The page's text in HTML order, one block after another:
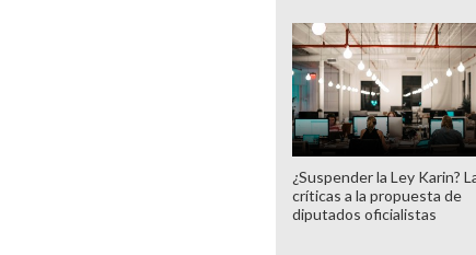
¿Suspender la Ley Karin?
críticas a la propuesta de
diputados oficialistas